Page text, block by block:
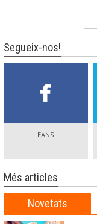
Segueix-nos!
FANS
Més articles
Novetats